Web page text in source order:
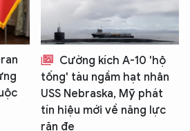
Cường kích A-10 'hộ
tống' tàu ngầm hạt nhân
USS Nebraska, Mỹ phát
tín hiệu mới về năng lực
răn đe